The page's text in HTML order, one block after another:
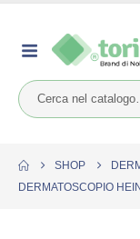
SHOP
DERMATOSCOPIO